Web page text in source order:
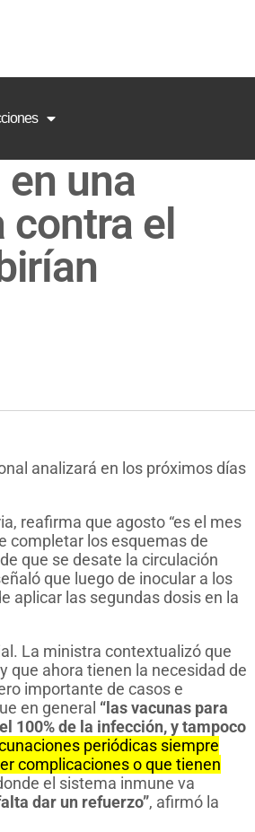
una
contra el
analizará en los próximos días
reafirma que agosto “es el mes
completar los esquemas de
que se desate la circulación
que luego de inocular a los
aplicar las segundas dosis en la
La ministra contextualizó que
que ahora tienen la necesidad de
importante de casos e
en general “las vacunas para
100% de la infección, y tampoco
periódicas siempre
complicaciones o que tienen
el sistema inmune va
dar un refuerzo”, afirmó la